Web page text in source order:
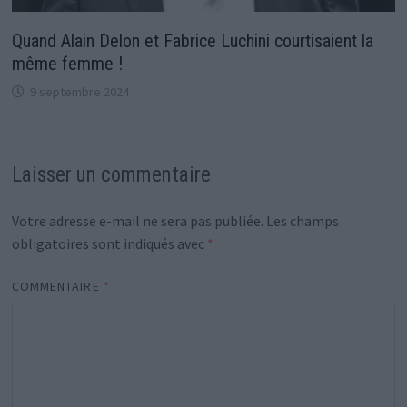
Quand Alain Delon et Fabrice Luchini courtisaient la
même femme !
9 septembre 2024
Laisser un commentaire
Votre adresse e-mail ne sera pas publiée. Les champs
obligatoires sont indiqués avec *
COMMENTAIRE *